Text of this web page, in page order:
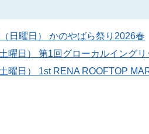
日曜日） かのやばら祭り2026春
曜日） 第1回グローカルイング
曜日） 1st RENA ROOFTOP